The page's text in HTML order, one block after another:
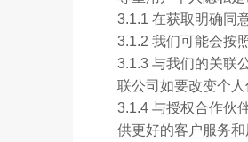
3.1.1 在获取明确同
3.1.2 我们可能会按
3.1.3 与我们的关联
联公司如要改变个
3.1.4 与授权合作伙
供更好的客户服务